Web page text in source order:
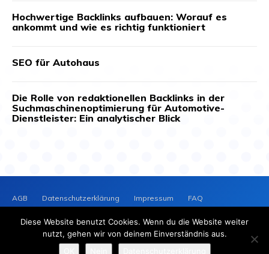
Hochwertige Backlinks aufbauen: Worauf es
ankommt und wie es richtig funktioniert
SEO für Autohaus
Die Rolle von redaktionellen Backlinks in der
Suchmaschinenoptimierung für Automotive-
Dienstleister: Ein analytischer Blick
AGB Datenschutzerklärung Impressum
FAQ
PRESSEVERTEILERNEWS
Diese Website benutzt Cookies. Wenn du die Website weiter
nutzt, gehen wir von deinem Einverständnis aus.